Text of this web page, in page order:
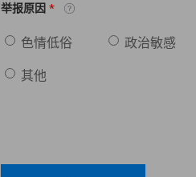
举报原因 *
色情低俗 政治敏感
其他